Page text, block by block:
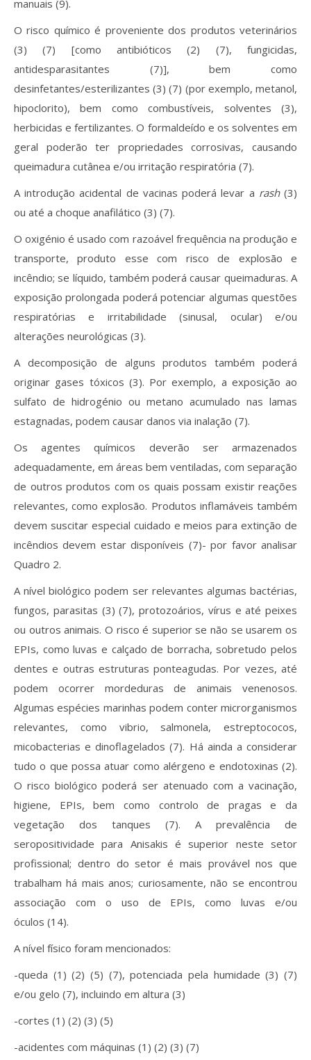
manuais (9).
O risco químico é proveniente dos produtos veterinários
(3) (7) [como antibióticos (2) (7), fungicidas,
antidesparasitantes (7)], bem como
desinfetantes/esterilizantes (3) (7) (por exemplo, metanol,
hipoclorito), bem como combustíveis, solventes (3),
herbicidas e fertilizantes. O formaldeído e os solventes em
geral poderão ter propriedades corrosivas, causando
queimadura cutânea e/ou irritação respiratória (7).
A introdução acidental de vacinas poderá levar a rash(3)
ou até a choque anafilático (3) (7).
O oxigénio é usado com razoável frequência na produção e
transporte, produto esse com risco de explosão e
incêndio; se líquido, também poderá causar queimaduras. A
exposição prolongada poderá potenciar algumas questões
respiratórias e irritabilidade (sinusal, ocular) e/ou
alterações neurológicas (3).
A decomposição de alguns produtos também poderá
originar gases tóxicos (3). Por exemplo, a exposição ao
sulfato de hidrogénio ou metano acumulado nas lamas
estagnadas, podem causar danos via inalação (7).
Os agentes químicos deverão ser armazenados
adequadamente, em áreas bem ventiladas, com separação
de outros produtos com os quais possam existir reações
relevantes, como explosão. Produtos inflamáveis também
devem suscitar especial cuidado e meios para extinção de
incêndios devem estar disponíveis (7)- por favor analisar
Quadro 2.
A nível biológico podem ser relevantes algumas bactérias,
fungos, parasitas (3) (7), protozoários, vírus e até peixes
ou outros animais. O risco é superior se não se usarem os
EPIs, como luvas e calçado de borracha, sobretudo pelos
dentes e outras estruturas ponteagudas. Por vezes, até
podem ocorrer mordeduras de animais venenosos.
Algumas espécies marinhas podem conter microrganismos
relevantes, como vibrio, salmonela, estreptococos,
micobacterias e dinoflagelados (7). Há ainda a considerar
tudo o que possa atuar como alérgeno e endotoxinas (2).
O risco biológico poderá ser atenuado com a vacinação,
higiene, EPIs, bem como controlo de pragas e da
vegetação dos tanques (7). A prevalência de
seropositividade para Anisakis é superior neste setor
profissional; dentro do setor é mais provável nos que
trabalham há mais anos; curiosamente, não se encontrou
associação com o uso de EPIs, como luvas e/ou
óculos (14).
A nível físico foram mencionados:
-queda (1) (2) (5) (7), potenciada pela humidade (3) (7)
e/ou gelo (7), incluindo em altura (3)
-cortes (1) (2) (3) (5)
-acidentes com máquinas (1) (2) (3) (7)